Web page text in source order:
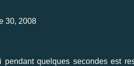
30, 2008
quelques secondes est